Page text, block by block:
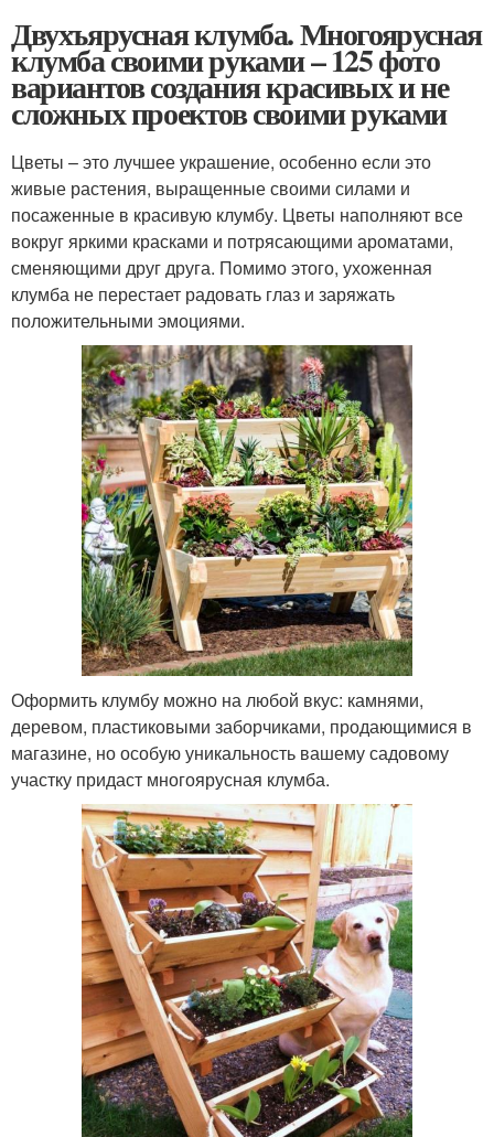
Двухъярусная клумба. Многоярусная
клумба своими руками – 125 фото
вариантов создания красивых и не
сложных проектов своими руками
Цветы – это лучшее украшение, особенно если это
живые растения, выращенные своими силами и
посаженные в красивую клумбу. Цветы наполняют все
вокруг яркими красками и потрясающими ароматами,
сменяющими друг друга. Помимо этого, ухоженная
клумба не перестает радовать глаз и заряжать
положительными эмоциями.
Оформить клумбу можно на любой вкус: камнями,
деревом, пластиковыми заборчиками, продающимися в
магазине, но особую уникальность вашему садовому
участку придаст многоярусная клумба.